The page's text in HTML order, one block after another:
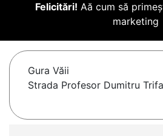
Felicitări! Aă cum să
marketing
Gura Văii
Strada Profesor Dumitru